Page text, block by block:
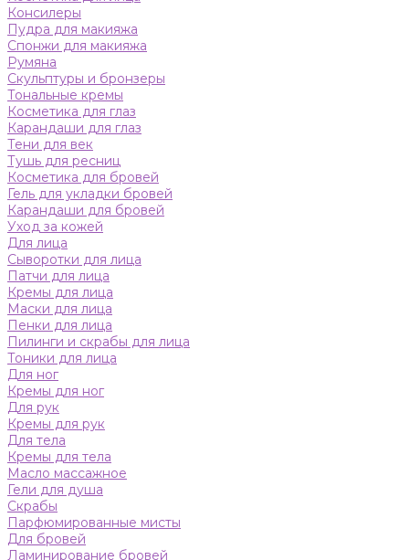
Консилеры
Пудра для макияжа
Спонжи для макияжа
Румяна
Скульптуры и бронзеры
Тональные кремы
Косметика для глаз
Карандаши для глаз
Тени для век
Тушь для ресниц
Косметика для бровей
Гель для укладки бровей
Карандаши для бровей
Уход за кожей
Для лица
Сыворотки для лица
Патчи для лица
Кремы для лица
Маски для лица
Пенки для лица
Пилинги и скрабы для лица
Тоники для лица
Для ног
Кремы для ног
Для рук
Кремы для рук
Для тела
Кремы для тела
Масло массажное
Гели для душа
Скрабы
Парфюмированные мисты
Для бровей
Ламинирование бровей